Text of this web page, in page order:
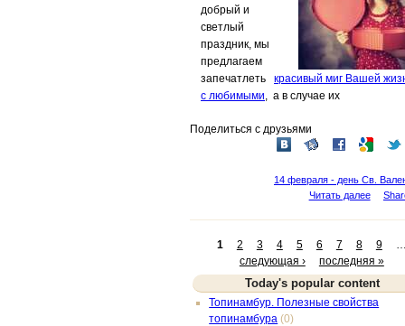
добрый и
светлый
праздник, мы
предлагаем
запечатлеть красивый миг Вашей
с любимыми, а в случае их
Поделиться с друзьями
14 февраля - день Св.
Читать далее
1 2 3 4 5 6 7 8 9
следующая ›
последняя »
Today's popular content
Топинамбур. Полезные свойства
топинамбура (0)